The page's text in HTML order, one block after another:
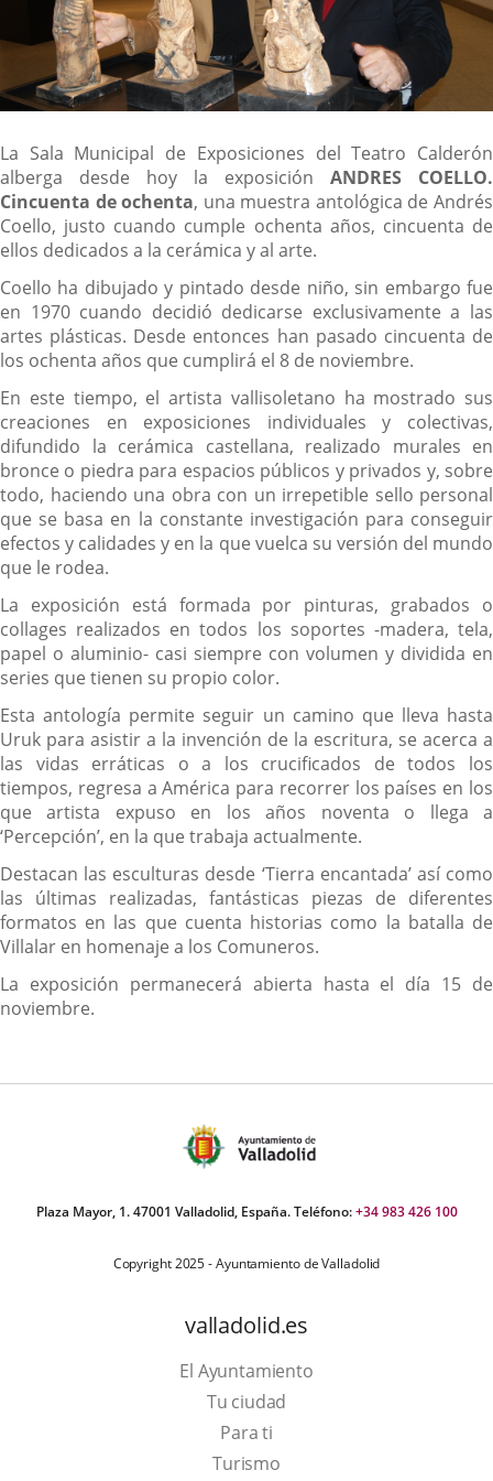
Descripción
La Sala Municipal de Exposiciones del Teatro Calderón
alberga desde hoy la exposición ANDRES COELLO.
Cincuenta de ochenta, una muestra antológica de Andrés
Coello, justo cuando cumple ochenta años, cincuenta de
ellos dedicados a la cerámica y al arte.
Coello ha dibujado y pintado desde niño, sin embargo fue
en 1970 cuando decidió dedicarse exclusivamente a las
artes plásticas. Desde entonces han pasado cincuenta de
los ochenta años que cumplirá el 8 de noviembre.
En este tiempo, el artista vallisoletano ha mostrado sus
creaciones en exposiciones individuales y colectivas,
difundido la cerámica castellana, realizado murales en
bronce o piedra para espacios públicos y privados y, sobre
todo, haciendo una obra con un irrepetible sello personal
que se basa en la constante investigación para conseguir
efectos y calidades y en la que vuelca su versión del mundo
que le rodea.
La exposición está formada por pinturas, grabados o
collages realizados en todos los soportes -madera, tela,
papel o aluminio- casi siempre con volumen y dividida en
series que tienen su propio color.
Esta antología permite seguir un camino que lleva hasta
Uruk para asistir a la invención de la escritura, se acerca a
las vidas erráticas o a los crucificados de todos los
tiempos, regresa a América para recorrer los países en los
que artista expuso en los años noventa o llega a
‘Percepción’, en la que trabaja actualmente.
Destacan las esculturas desde ‘Tierra encantada’ así como
las últimas realizadas, fantásticas piezas de diferentes
formatos en las que cuenta historias como la batalla de
Villalar en homenaje a los Comuneros.
La exposición permanecerá abierta hasta el día 15 de
noviembre.
Plaza Mayor, 1. 47001 Valladolid, España. Teléfono:+34 983 426 100
Copyright 2025 - Ayuntamiento de Valladolid
valladolid.es
El Ayuntamiento
Tu ciudad
Para ti
TurismoEste